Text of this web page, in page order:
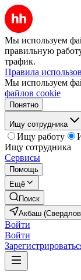
Мы используем
правильную
трафик.
Правила
Мы используем
файлов cookie
Понятно
Ищу сотрудника
Ищу работу
Ищу сотрудника
Сервисы
Помощь
Ещё
Поиск
Акбаш
Войти
Войти